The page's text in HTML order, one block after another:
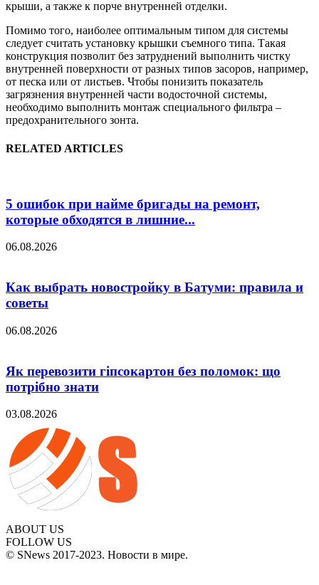
крыши, а также к порче внутренней отделки.
Помимо того, наиболее оптимальным типом для системы
следует считать установку крышки съемного типа. Такая
конструкция позволит без затруднений выполнить чистку
внутренней поверхности от разных типов засоров, например,
от песка или от листьев. Чтобы понизить показатель
загрязнения внутренней части водосточной системы,
необходимо выполнить монтаж специального фильтра –
предохранительного зонта.
RELATED ARTICLES
5 ошибок при найме бригады на ремонт,
которые обходятся в лишние...
06.08.2026
Как выбрать новостройку в Батуми: правила и
советы
06.08.2026
Як перевозити гіпсокартон без поломок: що
потрібно знати
03.08.2026
ABOUT US
FOLLOW US
© SNews 2017-2023. Новости в мире.